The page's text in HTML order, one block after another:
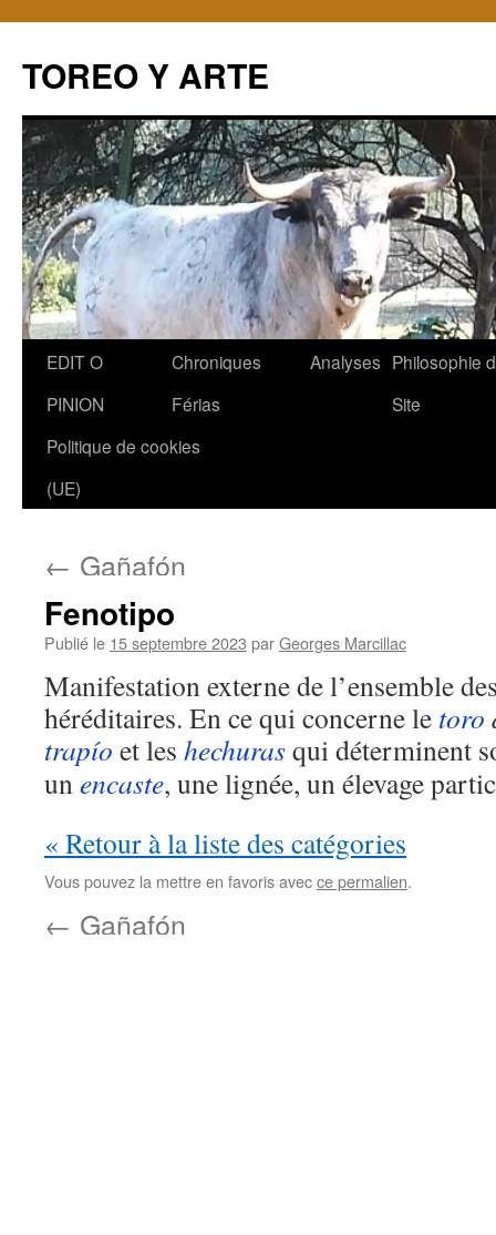
TOREO Y ARTE
Aller
contenu
EDIT O
PINION
Chroniques
Férias
Analyses Philosophie
Site
Politique de cookies
(UE)
← Gañafón
Fenotipo
Publié le 15 septembre 2023 parGeorges Marcillac
Manifestation externe de l’ensemble
héréditaires. En ce qui concerne le toro
trapío et les hechurasqui déterminent
unencaste, une lignée, un élevage
« Retour à la liste des catégories
Vous pouvez la mettre en favoris avecce permalien.
← Gañafón